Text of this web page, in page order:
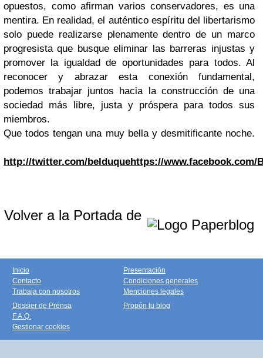
opuestos, como afirman varios conservadores, es una
mentira. En realidad, el auténtico espíritu del libertarismo
solo puede realizarse plenamente dentro de un marco
progresista que busque eliminar las barreras injustas y
promover la igualdad de oportunidades para todos. Al
reconocer y abrazar esta conexión fundamental,
podemos trabajar juntos hacia la construcción de una
sociedad más libre, justa y próspera para todos sus
miembros.
Que todos tengan una muy bella y desmitificante noche.
http://twitter.com/belduquehttps://www.facebook.com/
Volver a la Portada de
Inicio
Contacto
Trabaja con nosotros
Presentación
Condiciones generales
Menciones legales
Dossier de Prensa
F.A.Q.
Gestionar cookies
Propón tu blog